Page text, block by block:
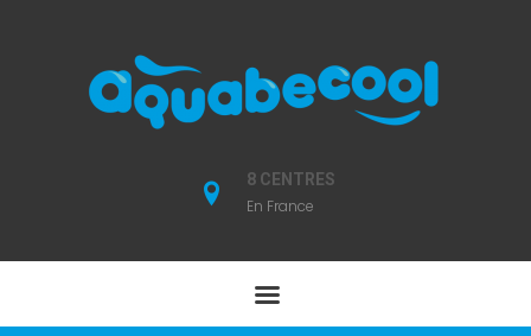
8 CENTRES
En France